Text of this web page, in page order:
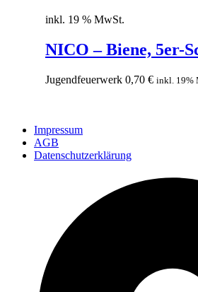
inkl. 19 % MwSt.
NICO – Biene, 5er-
Jugendfeuerwerk 0,70 € inkl. 19%
Impressum
AGB
Datenschutzerklärung